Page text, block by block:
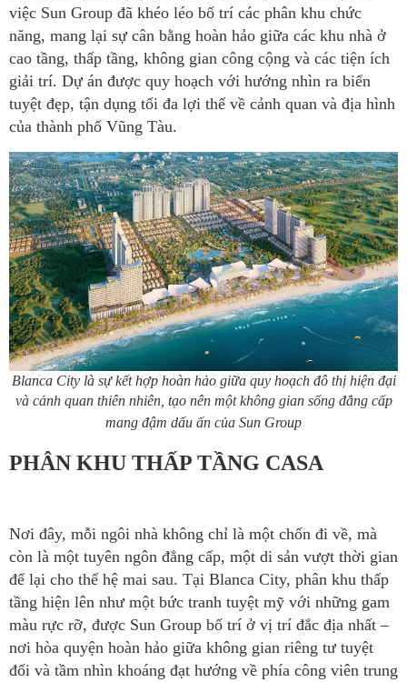
việc Sun Group đã khéo léo bố trí các phân khu chức
năng, mang lại sự cân bằng hoàn hảo giữa các khu nhà ở
cao tầng, thấp tầng, không gian công cộng và các tiện ích
giải trí. Dự án được quy hoạch với hướng nhìn ra biển
tuyệt đẹp, tận dụng tối đa lợi thế về cảnh quan và địa hình
của thành phố Vũng Tàu.
Blanca City là sự kết hợp hoàn hảo giữa quy hoạch đô thị hiện đại
và cảnh quan thiên nhiên, tạo nên một không gian sống đẳng cấp
mang đậm dấu ấn của Sun Group
PHÂN KHU THẤP TẦNG CASA
Nơi đây, mỗi ngôi nhà không chỉ là một chốn đi về, mà
còn là một tuyên ngôn đẳng cấp, một di sản vượt thời gian
để lại cho thế hệ mai sau. Tại Blanca City, phân khu thấp
tầng hiện lên như một bức tranh tuyệt mỹ với những gam
màu rực rỡ, được Sun Group bố trí ở vị trí đắc địa nhất –
nơi hòa quyện hoàn hảo giữa không gian riêng tư tuyệt
đối và tầm nhìn khoáng đạt hướng về phía công viên trung